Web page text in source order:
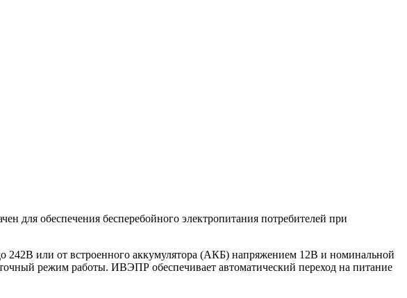
для обеспечения бесперебойного электропитания потребителей при
242В или от встроенного аккумулятора (АКБ) напряжением 12В и номинальной
режим работы. ИВЭПР обеспечивает автоматический переход на питание